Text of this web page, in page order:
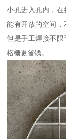
小孔进入孔内，
能有开放的空间，
但是手工焊接不
格栅更省钱。